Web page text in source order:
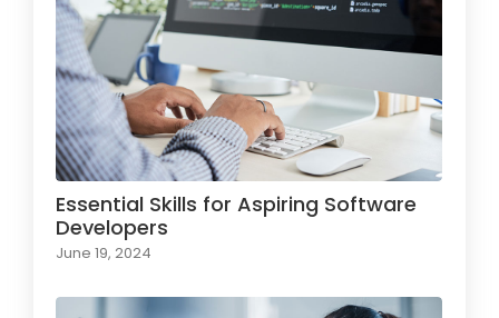
Essential Skills for Aspiring Software
Developers
June 19, 2024